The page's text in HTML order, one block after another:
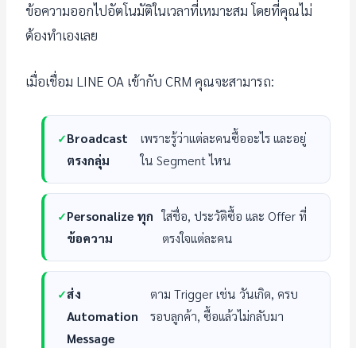
ข้อความออกไปอัตโนมัติในเวลาที่เหมาะสม โดยที่คุณไม่
ต้องทำเองเลย
เมื่อเชื่อม LINE OA เข้ากับ CRM คุณจะสามารถ:
Broadcast
ตรงกลุ่ม
เพราะรู้ว่าแต่ละคนซื้ออะไร และอยู่
ใน Segment ไหน
Personalize ทุก
ข้อความ
ใส่ชื่อ, ประวัติซื้อ และ Offer ที่
ตรงใจแต่ละคน
ส่ง
Automation
Message
ตาม Trigger เช่น วันเกิด, ครบ
รอบลูกค้า, ซื้อแล้วไม่กลับมา